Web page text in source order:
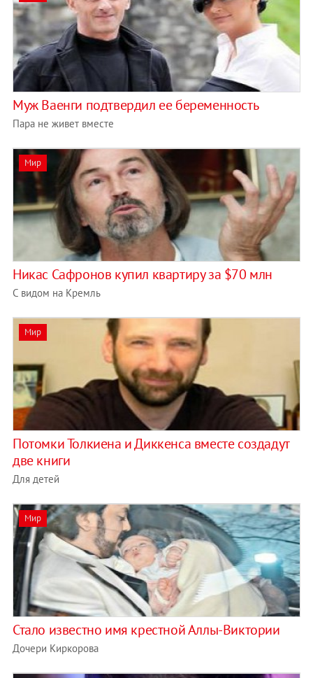
Муж Ваенги подтвердил ее беременность
Пара не живет вместе
Мир
Никас Сафронов купил квартиру за $70 млн
С видом на Кремль
Мир
Потомки Толкиена и Диккенса вместе создадут
две книги
Для детей
Мир
Стало известно имя крестной Аллы-Виктории
Дочери Киркорова